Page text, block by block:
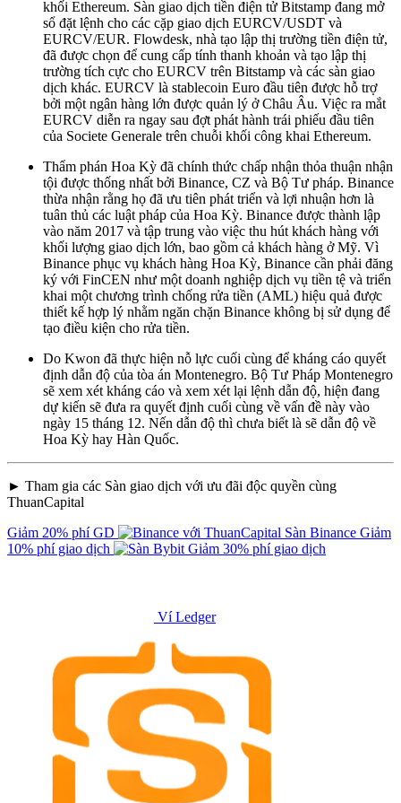
khối Ethereum. Sàn giao dịch tiền điện tử Bitstamp đang mở
sổ đặt lệnh cho các cặp giao dịch EURCV/USDT và
EURCV/EUR. Flowdesk, nhà tạo lập thị trường tiền điện tử,
đã được chọn để cung cấp tính thanh khoản và tạo lập thị
trường tích cực cho EURCV trên Bitstamp và các sàn giao
dịch khác. EURCV là stablecoin Euro đầu tiên được hỗ trợ
bởi một ngân hàng lớn được quản lý ở Châu Âu. Việc ra mắt
EURCV diễn ra ngay sau đợt phát hành trái phiếu đầu tiên
của Societe Generale trên chuỗi khối công khai Ethereum.
Thẩm phán Hoa Kỳ đã chính thức chấp nhận thỏa thuận nhận
tội được thống nhất bởi Binance, CZ và Bộ Tư pháp. Binance
thừa nhận rằng họ đã ưu tiên phát triển và lợi nhuận hơn là
tuân thủ các luật pháp của Hoa Kỳ. Binance được thành lập
vào năm 2017 và tập trung vào việc thu hút khách hàng với
khối lượng giao dịch lớn, bao gồm cả khách hàng ở Mỹ. Vì
Binance phục vụ khách hàng Hoa Kỳ, Binance cần phải đăng
ký với FinCEN như một doanh nghiệp dịch vụ tiền tệ và triển
khai một chương trình chống rửa tiền (AML) hiệu quả được
thiết kế hợp lý nhằm ngăn chặn Binance không bị sử dụng để
tạo điều kiện cho rửa tiền.
Do Kwon đã thực hiện nỗ lực cuối cùng để kháng cáo quyết
định dẫn độ của tòa án Montenegro. Bộ Tư Pháp Montenegro
sẽ xem xét kháng cáo và xem xét lại lệnh dẫn độ, hiện đang
dự kiến sẽ đưa ra quyết định cuối cùng về vấn đề này vào
ngày 15 tháng 12. Nến dẫn độ thì chưa biết là sẽ dẫn độ về
Hoa Kỳ hay Hàn Quốc.
► Tham gia các Sàn giao dịch với ưu đãi độc quyền cùng
ThuanCapital
Giảm 20% phí GD
Sàn Binance Giảm
10% phí giao dịch
Giảm 30% phí giao dịch
Ví Ledger